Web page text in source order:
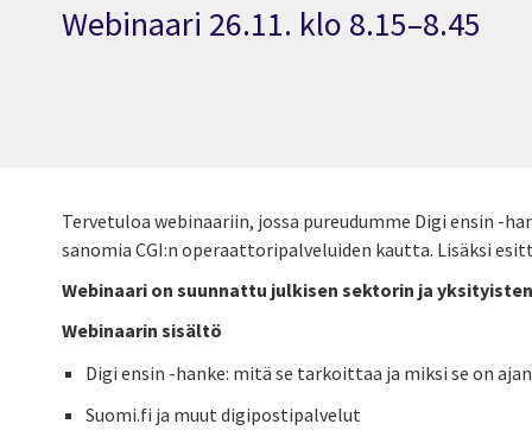
Webinaari 26.11. klo 8.15–8.45
Tervetuloa webinaariin, jossa pureudumme Digi ensin -
sanomia CGI:n operaattoripalveluiden kautta. Lisäksi
Webinaari on suunnattu julkisen sektorin ja
Webinaarin sisältö
Digi ensin -hanke: mitä se tarkoittaa ja miksi se on
Suomi.fi ja muut digipostipalvelut